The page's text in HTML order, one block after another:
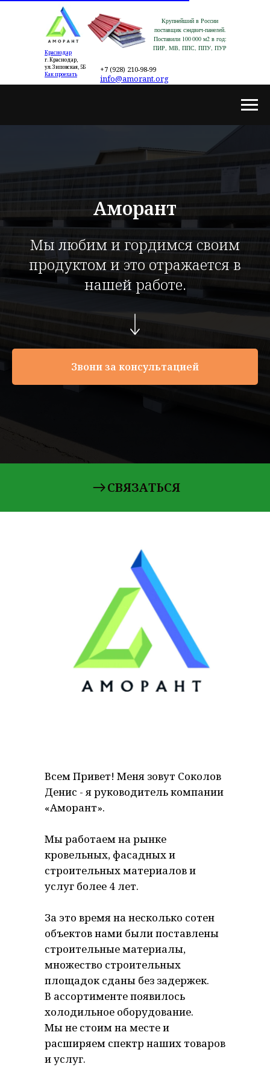
Крупнейший в России
поставщик сэндвич-панелей.
Поставили 100 000 м2 в год:
ПИР, МВ, ППС, ППУ, ПУР
Краснодар
г. Краснодар,
ул. Зиповская, 5Б
Как проехать
info@amorant.org
+7 (928) 210-98-99
Аморант
Мы любим и гордимся своим
продуктом и это отражается в
нашей работе.
Звони за консультацией
СВЯЗАТЬСЯ
Всем Привет! Меня зовут Соколов
Денис - я руководитель компании
«Аморант».
Мы работаем на рынке
кровельных, фасадных и
строительных материалов и
услуг более 4 лет.
За это время на несколько сотен
объектов нами были поставлены
строительные материалы,
множество строительных
площадок сданы без задержек.
В ассортименте появилось
холодильное оборудование.
Мы не стоим на месте и
расширяем спектр наших товаров
и услуг.